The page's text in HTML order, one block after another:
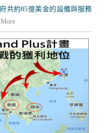
共約85億美金的設備與服務
More